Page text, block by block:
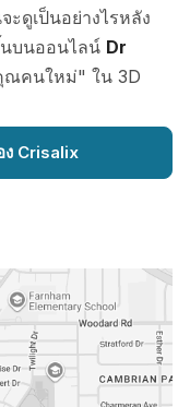
ะดูเป็นอย่างไรหลัง
บนออนไลน์ Dr
ณคนใหม่" ใน 3D
ง Crisalix